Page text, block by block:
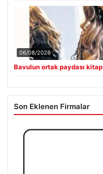
06/08/2026
Bavulun ortak paydası kitap
Son Eklenen Firmalar